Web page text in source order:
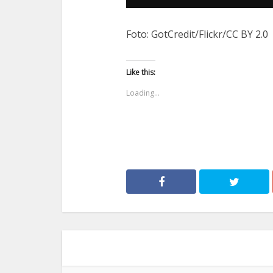
Foto: GotCredit/Flickr/CC BY 2.0
Like this:
Loading...